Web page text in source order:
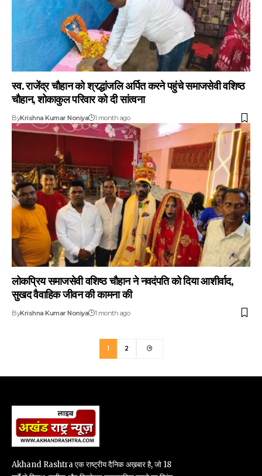
स्व. राजेंद्र चौहान को श्रद्धांजलि अर्पित करने पहुंचे समाजसेवी वशिष्ठ
चौहान, शोकाकुल परिवार को दी सांत्वना
ByKrishna Kumar Noniya 1 month ago
लोकप्रिय समाजसेवी वशिष्ठ चौहान ने नवदंपति को दिया आशीर्वाद,
सुखद वैवाहिक जीवन की कामना की
ByKrishna Kumar Noniya 1 month ago
1 2
Akhand Rashtra एक राष्ट्रीय दैनिक अख़बार है, जो 18